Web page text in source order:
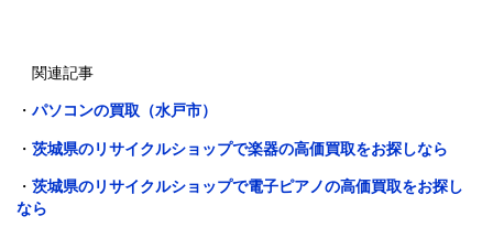
関連記事
・ パソコンの買取（水戸市）
・ 茨城県のリサイクルショップで楽器の高価買取をお探しなら
・ 茨城県のリサイクルショップで電子ピアノの高価買取をお探し
なら